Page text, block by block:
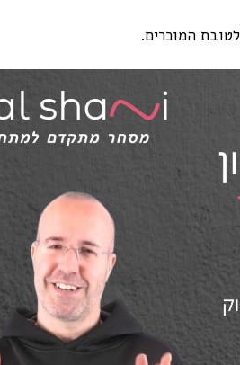
המוכרים.